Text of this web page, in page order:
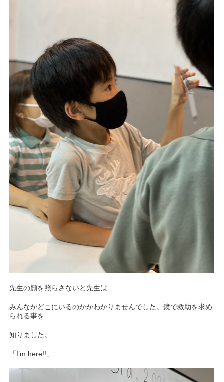
先生の顔を照らさないと先生は
みんながどこにいるのかがわかりませんでした。鏡で救助を求め
られる事を
知りました。
「I’m here!!」